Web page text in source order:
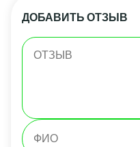
ДОБАВИТЬ ОТЗЫВ